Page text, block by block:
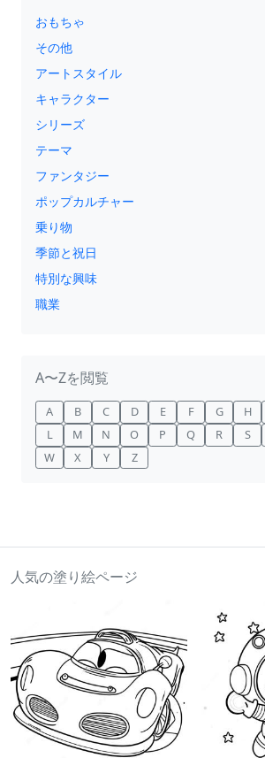
おもちゃ
その他
アートスタイル
キャラクター
シリーズ
テーマ
ファンタジー
ポップカルチャー
乗り物
季節と祝日
特別な興味
職業
A〜Zを閲覧
A B C D E F G H
L
M N O P Q R S
W
X Y Z
人気の塗り絵ページ